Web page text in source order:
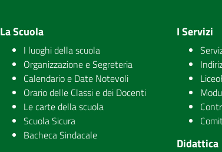
La Scuola
I luoghi della scuola
Organizzazione e Segreteria
Calendario e Date Notevoli
Orario delle Classi e dei Docenti
Le carte della scuola
Scuola Sicura
Bacheca Sindacale
I Servizi
Didattica